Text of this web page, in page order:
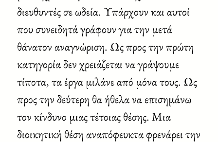
διευθυντές σε ωδεία. Υπάρχουν και αυτοί
που συνειδητά γράφουν για την μετά
θάνατον αναγνώριση. Ως προς την πρώτη
κατηγορία δεν χρειάζεται να γράψουμε
τίποτα, τα έργα μιλάνε από μόνα τους. Ως
προς την δεύτερη θα ήθελα να επισημάνω
τον κίνδυνο μιας τέτοιας θέσης. Μια
διοικητική θέση αναπόφευκτα φρενάρει την